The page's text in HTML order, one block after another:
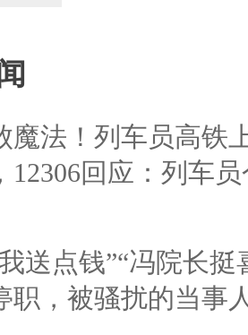
魔法！列车员高铁
12306回应：列车
送点钱”“冯院长
职，被骚扰的当事